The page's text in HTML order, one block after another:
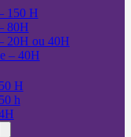
150 H
80H
20H ou 40H
– 40H
H
h